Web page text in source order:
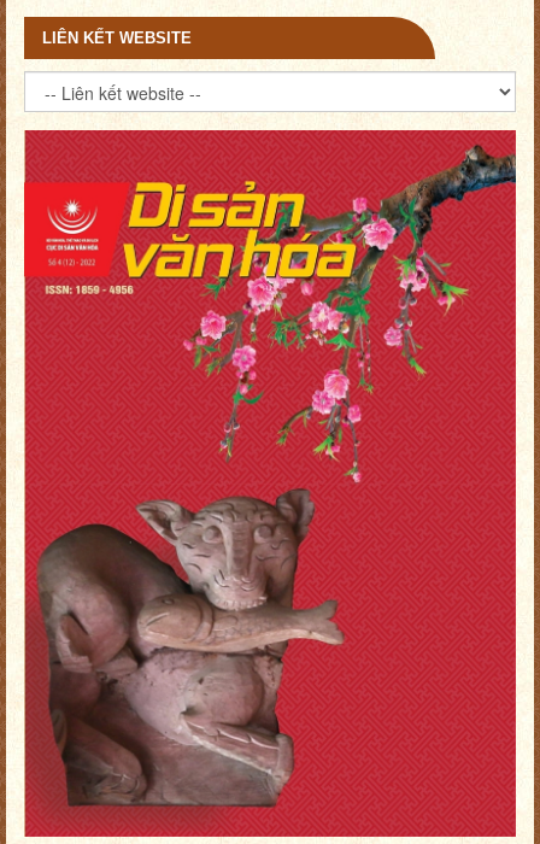
LIÊN KẾT WEBSITE
Trang chủ Hòm thư điện tử Sơ đồ Website